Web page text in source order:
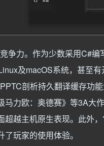
争力。作为少数采用C#
及macOS系统，甚至
剖析持久翻译缓存功
马力欧：奥德赛》等3A大
超越主机原生表现。此外
了玩家的使用体验。